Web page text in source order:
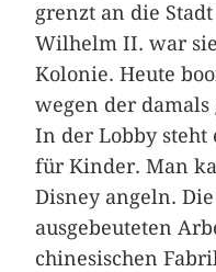
grenzt an die
Wilhelm II. war
Kolonie. Heute
wegen der
In der Lobby steht
für Kinder. Man
Disney angeln.
ausgebeuteten
chinesischen